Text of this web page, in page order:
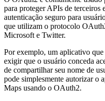
para proteger APIs de terceiros
autenticação seguro para
que utilizam o protocolo
Microsoft e Twitter.
Por exemplo, um aplicativo
exigir que o usuário conceda
de compartilhar seu nome de
pode simplesmente autorizar o
Maps usando o OAuth2.